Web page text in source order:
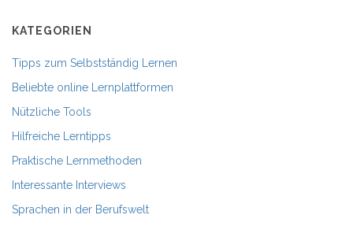
KATEGORIEN
Tipps zum Selbstständig Lernen
Beliebte online Lernplattformen
Nützliche Tools
Hilfreiche Lerntipps
Praktische Lernmethoden
Interessante Interviews
Sprachen in der Berufswelt